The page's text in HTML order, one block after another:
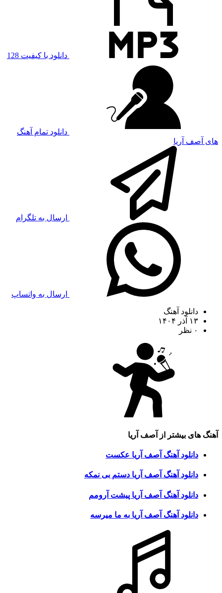
دانلود با کیفیت 128
دانلود تمام آهنگ
های آصف آریا
ارسال به تلگرام
ارسال به واتساپ
دانلود آهنگ
۱۳ آذر ۱۴۰۴
۰ نظر
آهنگ های بیشتر از آصف آریا
دانلود آهنگ آصف آریا عکست
دانلود آهنگ آصف آریا دستم بی نمکه
دانلود آهنگ آصف آریا پیشت آرومم
دانلود آهنگ آصف آریا به ما میرسه